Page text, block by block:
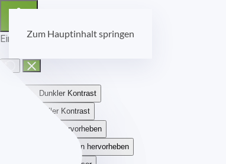
Eingabehilfen öffnen
Dunkler Kontrast
Heller Kontrast
Links hervorheben
Überschriften hervorheben
Zum Hauptinhalt springen